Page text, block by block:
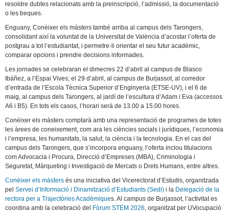
resoldre dubtes relacionats amb la preinscripció, l’admissió, la documentació
o les beques.
Enguany, Conèixer els màsters també arriba al campus dels Tarongers,
consolidant així la voluntat de la Universitat de València d’acostar l’oferta de
postgrau a tot l’estudiantat, i permetre-li orientar el seu futur acadèmic,
comparar opcions i prendre decisions informades.
Les jornades se celebraran el dimecres 22 d’abril al campus de Blasco
Ibáñez, a l’Espai Vives; el 29 d’abril, al campus de Burjassot, al corredor
d’entrada de l’Escola Tècnica Superior d’Enginyeria (ETSE-UV), i el 6 de
maig, al campus dels Tarongers, al jardí de l’escultura d’Adam i Eva (accessos
A6 i B5). En tots els casos, l’horari serà de 13.00 a 15.00 hores.
Conèixer els màsters comptarà amb una representació de programes de totes
les àrees de coneixement, com ara les ciències socials i jurídiques, l’economia
i l’empresa, les humanitats, la salut, la ciència i la tecnologia. En el cas del
campus dels Tarongers, que s’incorpora enguany, l’oferta inclou titulacions
com Advocacia i Procura, Direcció d’Empreses (MBA), Criminologia i
Seguretat, Màrqueting i Investigació de Mercats o Drets Humans, entre altres.
Conèixer els màstersés una iniciativa del Vicerectorat d’Estudis, organitzada
pelServei d’Informació i Dinamització d’Estudiants (Sedi) i la Delegació de la
rectora per a Trajectòries Acadèmiques. Al campus de Burjassot, l’activitat es
coordina amb la celebració del
Fòrum STEM 2026, organitzat per UVocupació